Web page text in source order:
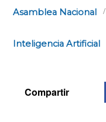
Asamblea Nacional
Inteligencia Artificial